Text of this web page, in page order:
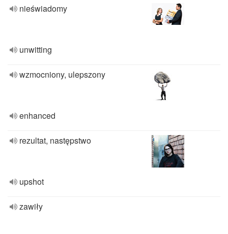
nieświadomy
unwitting
wzmocniony, ulepszony
enhanced
rezultat, następstwo
upshot
zawiły